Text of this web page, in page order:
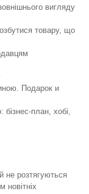
вигляду
товару, що
Подарок и
бізнес-план, хобі,
не розтягуються
новітніх